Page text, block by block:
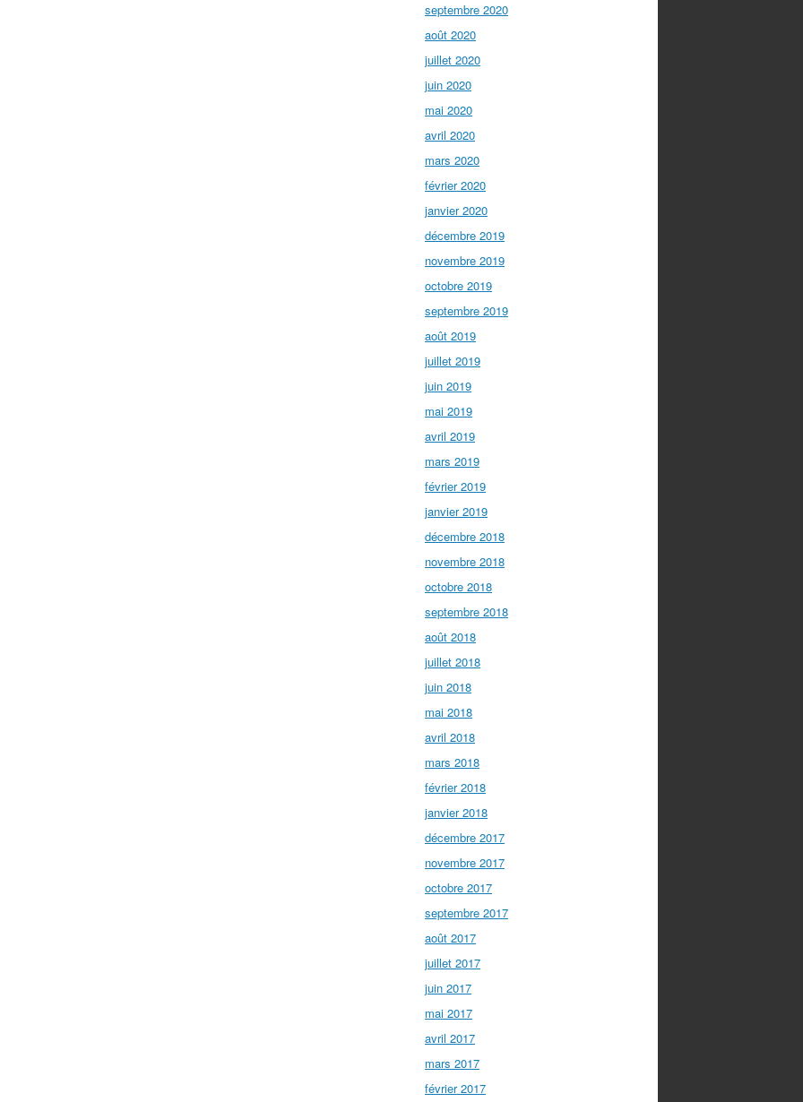
septembre 2020
août 2020
juillet 2020
juin 2020
mai 2020
avril 2020
mars 2020
février 2020
janvier 2020
décembre 2019
novembre 2019
octobre 2019
septembre 2019
août 2019
juillet 2019
juin 2019
mai 2019
avril 2019
mars 2019
février 2019
janvier 2019
décembre 2018
novembre 2018
octobre 2018
septembre 2018
août 2018
juillet 2018
juin 2018
mai 2018
avril 2018
mars 2018
février 2018
janvier 2018
décembre 2017
novembre 2017
octobre 2017
septembre 2017
août 2017
juillet 2017
juin 2017
mai 2017
avril 2017
mars 2017
février 2017